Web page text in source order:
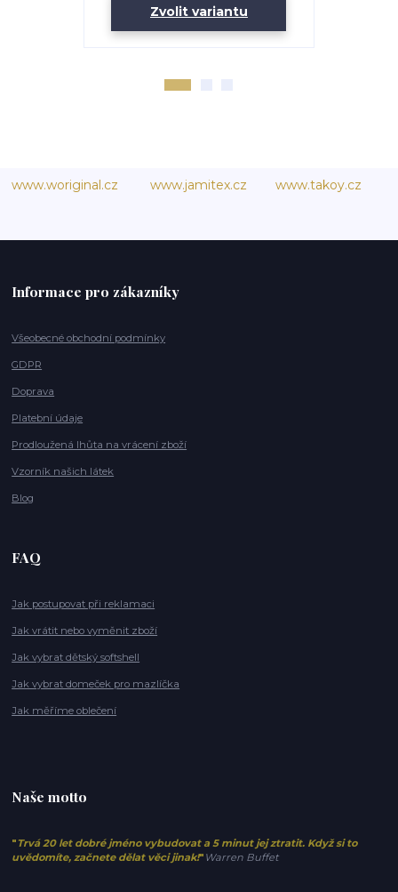
Zvolit variantu
www.woriginal.cz www.jamitex.cz www.takoy.cz
Informace pro zákazníky
Všeobecné obchodní podmínky
GDPR
Doprava
Platební údaje
Prodloužená lhůta na vrácení zboží
Vzorník našich látek
Blog
FAQ
Jak postupovat při reklamaci
Jak vrátit nebo vyměnit zboží
Jak vybrat dětský softshell
Jak vybrat domeček pro mazlíčka
Jak měříme oblečení
Naše motto
" Trvá 20 let dobré jméno vybudovat a 5 minut jej ztratit. Když si to
uvědomíte, začnete dělat věci jinak!" Warren Buffet